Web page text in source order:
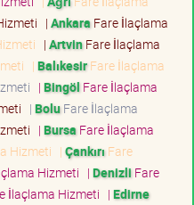
| Ankara Fare İlaçlama
| ArtvinFare İlaçlama
| BalıkesirFare İlaçlama
| Bingöl Fare İlaçlama
| BoluFare İlaçlama
| Bursa Fare İlaçlama
Hizmeti | Çankırı Fare
Hizmeti | Denizli Fare
İlaçlama Hizmeti | Edirne